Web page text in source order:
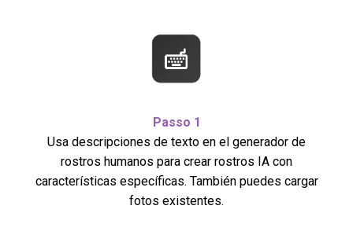
Passo 1
Usa descripciones de texto en el generador de
rostros humanos para crear rostros IA con
características específicas. También puedes cargar
fotos existentes.